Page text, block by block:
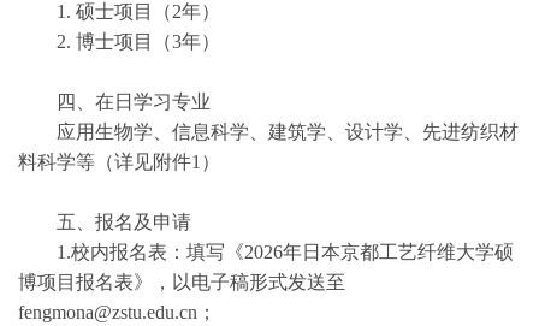
1. 硕士项目（2年）
2. 博士项目（3年）
四、在日学习专业
应用生物学、信息科学、建筑学、设计学、先进纺织材
料科学等（详见附件1）
五、报名及申请
1.校内报名表：填写《2026年日本京都工艺纤维大学硕
博项目报名表》，以电子稿形式发送至
fengmona@zstu.edu.cn；